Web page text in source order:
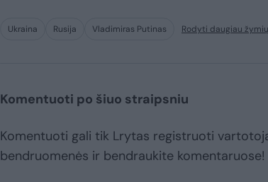
Ukraina Rusija Vladimiras Putinas Rodyti daugiau žymių
Komentuoti po šiuo straipsniu
Komentuoti gali tik Lrytas registruoti
bendruomenės ir bendraukite komentaruose!